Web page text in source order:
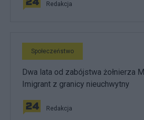
Redakcja
Społeczeństwo
Dwa lata od zabójstwa żołnierza
Imigrant z granicy nieuchwytny
Redakcja